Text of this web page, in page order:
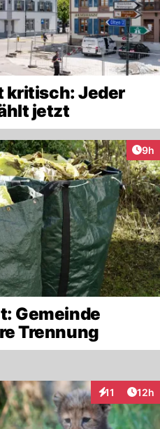
kritisch: Jeder
jetzt
9h
Gemeinde
Trennung
11
Interaktionen
12h